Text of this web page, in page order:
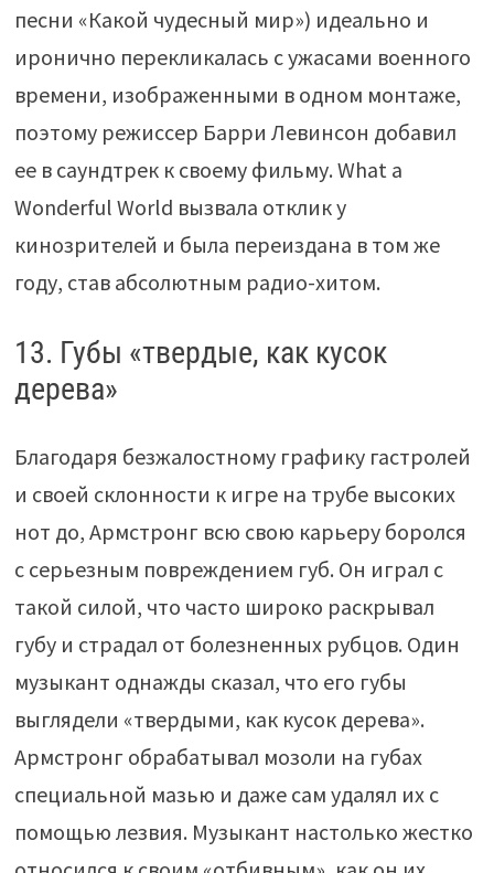
песни «Какой чудесный мир») идеально и
иронично перекликалась с ужасами военного
времени, изображенными в одном монтаже,
поэтому режиссер Барри Левинсон добавил
ее в саундтрек к своему фильму. What a
Wonderful World вызвала отклик у
кинозрителей и была переиздана в том же
году, став абсолютным радио-хитом.
13. Губы «твердые, как кусок
дерева»
Благодаря безжалостному графику гастролей
и своей склонности к игре на трубе высоких
нот до, Армстронг всю свою карьеру боролся
с серьезным повреждением губ. Он играл с
такой силой, что часто широко раскрывал
губу и страдал от болезненных рубцов. Один
музыкант однажды сказал, что его губы
выглядели «твердыми, как кусок дерева».
Армстронг обрабатывал мозоли на губах
специальной мазью и даже сам удалял их с
помощью лезвия. Музыкант настолько жестко